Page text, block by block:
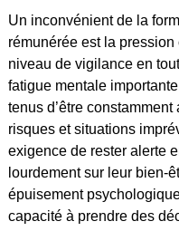
Un inconvénient de la
rémunérée est la
niveau de vigilance en
fatigue mentale
tenus d’être
risques et situations
exigence de rester alerte
lourdement sur leur bien-
épuisement
capacité à prendre des